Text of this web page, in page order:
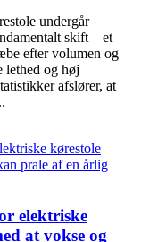
undergår
skift – et
efter volumen og
lethed og høj
afslører, at
elektriske
at vokse og